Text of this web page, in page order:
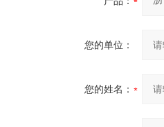
您的单位：
您的姓名：